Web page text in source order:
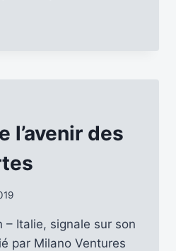
l’avenir des
– Italie, signale sur son
par Milano Ventures